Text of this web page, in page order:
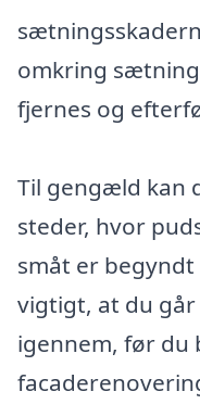
omkring
fjernes og
Til gengæld kan
steder, hvor
småt er
vigtigt, at du
igennem, før du